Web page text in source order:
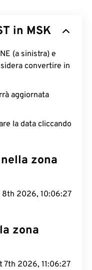
in MSK
(a sinistra) e
convertire in
aggiornata
la data cliccando
zona
8th 2026,
zona
7th 2026, 11:06:28